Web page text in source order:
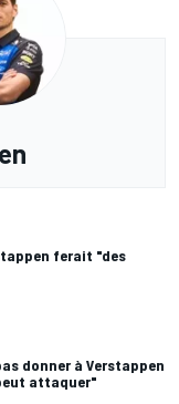
ferait "des
donner à Verstappen
attaquer"